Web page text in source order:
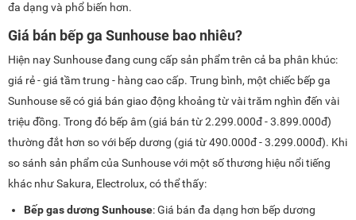
đa dạng và phổ biến hơn.
Giá bán bếp ga Sunhouse bao nhiêu?
Hiện nay Sunhouse đang cung cấp sản phẩm trên cả ba phân khúc:
giá rẻ - giá tầm trung - hàng cao cấp. Trung bình, một chiếc bếp ga
Sunhouse sẽ có giá bán giao động khoảng từ vài trăm nghìn đến vài
triệu đồng. Trong đó bếp âm (giá bán từ 2.299.000đ - 3.899.000đ)
thường đắt hơn so với bếp dương (giá từ 490.000đ - 3.299.000đ). Khi
so sánh sản phẩm của Sunhouse với một số thương hiệu nổi tiếng
khác như Sakura, Electrolux, có thể thấy:
Bếp gas dương Sunhouse: Giá bán đa dạng hơn bếp dương